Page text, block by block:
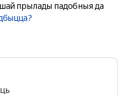
прылады падобныя да